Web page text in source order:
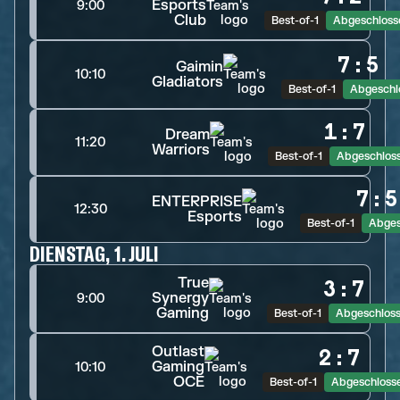
9:00
Esports
Club
Best-of-1
10:10
Gaimin
Gladiators
7 : 5
Best-of-1
11:20
Dream
Warriors
1 : 7
Best-of-1
12:30
ENTERPRISE
Esports
7 : 5
Best-of-1
DIENSTAG, 1. JULI
9:00
True
Synergy
Gaming
3 : 7
Best-of-1
10:10
Outlast
Gaming
OCE
2 : 7
Best-of-1